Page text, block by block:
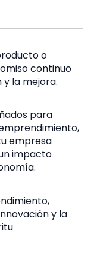
o
continuo
la mejora.
para
empresa
impacto
y la